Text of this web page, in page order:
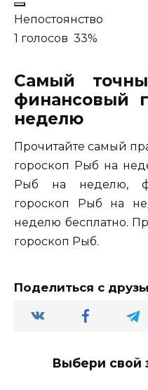
Непостоянство
1 голосов 33%
Самый
финансовый
неделю
Прочитайте самый
гороскоп Рыб на
Рыб на неделю,
гороскоп Рыб на
неделю бесплатно.
гороскоп Рыб.
Поделиться с
Выбери свой